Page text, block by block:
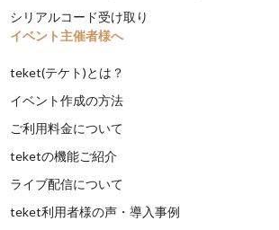
シリアルコード受け取り
イベント主催者様へ
teket(テケト)とは？
イベント作成の方法
ご利用料金について
teketの機能ご紹介
ライブ配信について
teket利用者様の声・導入事例